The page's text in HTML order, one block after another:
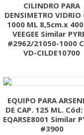
CILINDRO PARA
DENSIMETRO VIDRIO
1000 ML 8,5cm.x
VEEGEE Similar
#2962/21050-1000
VD-CILDE10700
EQUIPO PARA
DE CAP. 125 ML.
EQARSE8001 Similar
#3900